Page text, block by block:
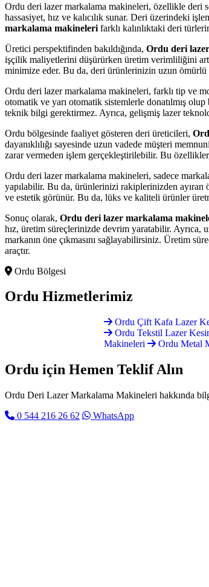
Ordu deri lazer markalama makineleri, özellikle deri
hassasiyet, hız ve kalıcılık sunar. Deri üzerindeki
markalama makineleri farklı kalınlıktaki deri
Üretici perspektifinden bakıldığında, Ordu deri
işçilik maliyetlerini düşürürken üretim verimliliğini
minimize eder. Bu da, deri ürünlerinizin uzun ömürlü
Ordu deri lazer markalama makineleri, farklı tip ve
otomatik ve yarı otomatik sistemlerle donatılmış
teknik bilgi gerektirmez. Ayrıca, gelişmiş lazer
Ordu bölgesinde faaliyet gösteren deri üreticileri,
dayanıklılığı sayesinde uzun vadede müşteri
zarar vermeden işlem gerçekleştirilebilir. Bu
Ordu deri lazer markalama makineleri, sadece
yapılabilir. Bu da, ürünlerinizi rakiplerinizden ayıran
ve estetik görünür. Bu da, lüks ve kaliteli ürünler
Sonuç olarak, Ordu deri lazer markalama
hız, üretim süreçlerinizde devrim yaratabilir. Ayrıca,
markanın öne çıkmasını sağlayabilirsiniz. Üretim
araçtır.
Ordu Bölgesi
Ordu Hizmetlerimiz
Ordu Çift Kafa Lazer
Ordu Tekstil Lazer
Makineleri
Ordu Metal
Ordu için Hemen Teklif Alın
Ordu Deri Lazer Markalama Makineleri hakkında
0 544 216 26 62
WhatsApp